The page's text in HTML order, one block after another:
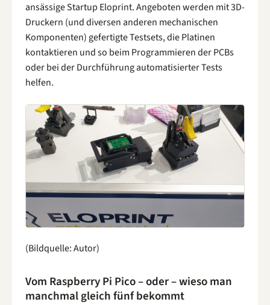
ansässige Startup Eloprint. Angeboten werden mit 3D-
Druckern (und diversen anderen mechanischen
Komponenten) gefertigte Testsets, die Platinen
kontaktieren und so beim Programmieren der PCBs
oder bei der Durchführung automatisierter Tests
helfen.
(Bildquelle: Autor)
Vom Raspberry Pi Pico – oder – wieso man
manchmal gleich fünf bekommt